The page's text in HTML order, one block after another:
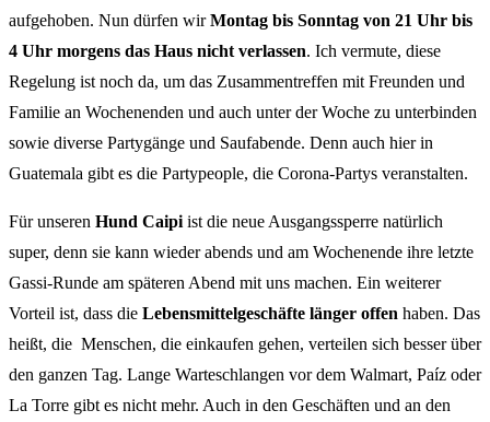
aufgehoben. Nun dürfen wirMontag bis Sonntag von 21 Uhr bis
4 Uhr morgens das Haus nicht verlassen. Ich vermute, diese
Regelung ist noch da, um das Zusammentreffen mit Freunden und
Familie an Wochenenden und auch unter der Woche zu unterbinden
sowie diverse Partygänge und Saufabende. Denn auch hier in
Guatemala gibt es die Partypeople, die Corona-Partys veranstalten.
Für unseren Hund Caipi ist die neue Ausgangssperre natürlich
super, denn sie kann wieder abends und am Wochenende ihre letzte
Gassi-Runde am späteren Abend mit uns machen. Ein weiterer
Vorteil ist, dass die Lebensmittelgeschäfte länger offen haben. Das
heißt, die Menschen, die einkaufen gehen, verteilen sich besser über
den ganzen Tag. Lange Warteschlangen vor dem Walmart, Paíz oder
La Torre gibt es nicht mehr. Auch in den Geschäften und an den